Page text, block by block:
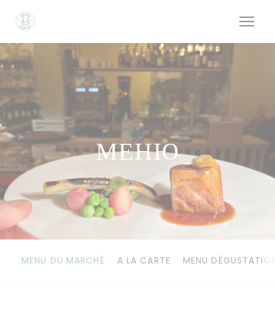
МЕНЮ
MENU DU MARCHÉ A LA CARTE MENU